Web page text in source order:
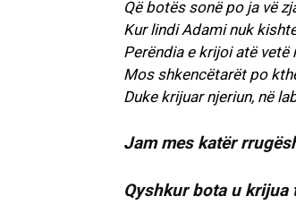
Që botës sonë po ja vë
Kur lindi Adami nuk
Perëndia e krijoi atë vetë
Mos shkencëtarët po
Duke krijuar njeriun, në
Jam mes katër
Qyshkur bota u